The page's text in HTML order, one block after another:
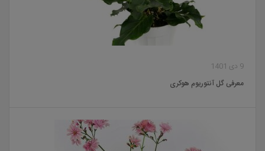
9 دی 1401
معرفی گل آنتوریوم هوکری